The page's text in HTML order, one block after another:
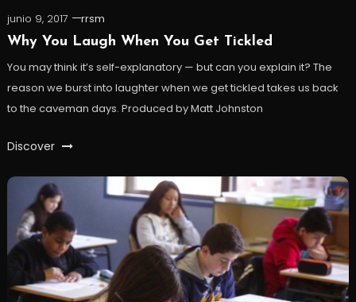
junio 9, 2017
rrsm
Why You Laugh When You Get Tickled
You may think it’s self-explanatory — but can you explain it? The
reason we burst into laughter when we get tickled takes us back
to the caveman days. Produced by Matt Johnston
Discover